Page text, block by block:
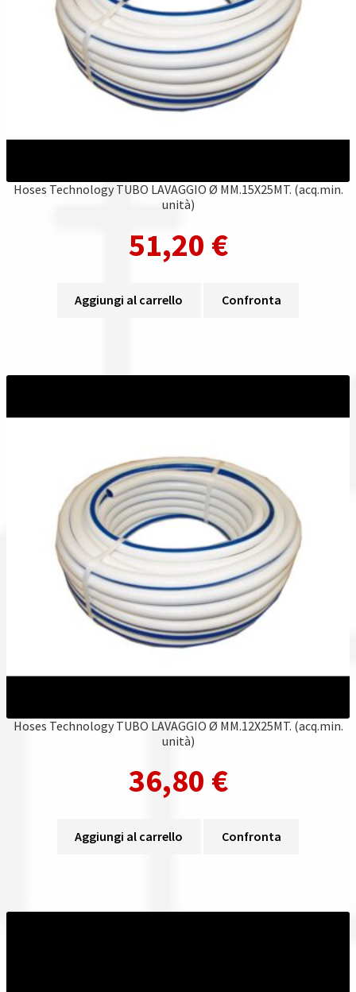
Hoses Technology TUBO LAVAGGIO Ø MM.15X25MT. (acq.min.
unità)
51,20 €
Aggiungi al carrello Confronta
Hoses Technology TUBO LAVAGGIO Ø MM.12X25MT. (acq.min.
unità)
36,80 €
Aggiungi al carrello Confronta